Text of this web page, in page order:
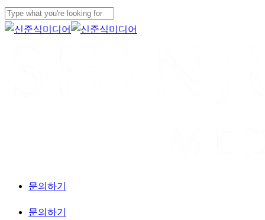
Skip
to
Close
문의 하기
Menu 문의하기